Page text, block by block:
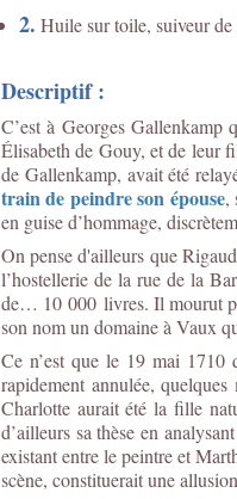
2. Huile sur toile, suiveur
Descriptif :
C’est à Georges
Élisabeth de Gouy, et de leur
de Gallenkamp, avait été
train de peindre son épouse,
en guise d’hommage,
On pense d'ailleurs que
l’hostellerie de la rue de la
de… 10 000 livres. Il mourut
son nom un domaine à Vaux
Ce n’est que le 19 mai 1710
rapidement annulée,
Charlotte aurait été la fille
d’ailleurs sa thèse en
existant entre le peintre et
scène, constituerait une